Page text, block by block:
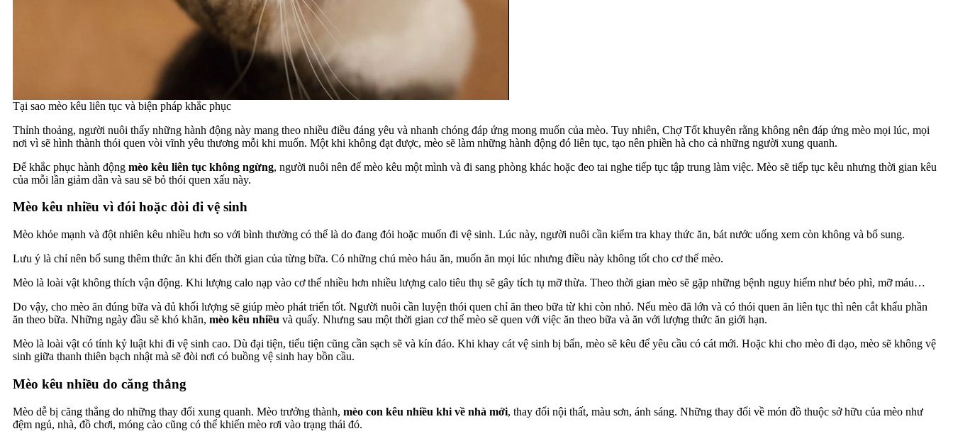
Tại sao mèo kêu liên tục và biện pháp khắc phục
Thỉnh thoảng, người nuôi thấy những hành động này mang theo nhiều điều đáng yêu và nhanh chóng đáp ứng mong muốn của mèo. Tuy nhiên, Chợ Tốt khuyên rằng không nên đáp ứng mèo mọi lúc, mọi
nơi vì sẽ hình thành thói quen vòi vĩnh yêu thương mỗi khi muốn. Một khi không đạt được, mèo sẽ làm những hành động đó liên tục, tạo nên phiền hà cho cả những người xung quanh.
Để khắc phục hành động mèo kêu liên tục không ngừng, người nuôi nên để mèo kêu một mình và đi sang phòng khác hoặc đeo tai nghe tiếp tục tập trung làm việc. Mèo sẽ tiếp tục kêu nhưng thời gian kêu
của mỗi lần giảm dần và sau sẽ bỏ thói quen xấu này.
Mèo kêu nhiều vì đói hoặc đòi đi vệ sinh
Mèo khỏe mạnh và đột nhiên kêu nhiều hơn so với bình thường có thể là do đang đói hoặc muốn đi vệ sinh. Lúc này, người nuôi cần kiểm tra khay thức ăn, bát nước uống xem còn không và bổ sung.
Lưu ý là chỉ nên bổ sung thêm thức ăn khi đến thời gian của từng bữa. Có những chú mèo háu ăn, muốn ăn mọi lúc nhưng điều này không tốt cho cơ thể mèo.
Mèo là loài vật không thích vận động. Khi lượng calo nạp vào cơ thể nhiều hơn nhiều lượng calo tiêu thụ sẽ gây tích tụ mỡ thừa. Theo thời gian mèo sẽ gặp những bệnh nguy hiểm như béo phì, mỡ máu…
Do vậy, cho mèo ăn đúng bữa và đủ khối lượng sẽ giúp mèo phát triển tốt. Người nuôi cần luyện thói quen chỉ ăn theo bữa từ khi còn nhỏ. Nếu mèo đã lớn và có thói quen ăn liên tục thì nên cắt khẩu phần
ăn theo bữa. Những ngày đầu sẽ khó khăn, mèo kêu nhiều và quấy. Nhưng sau một thời gian cơ thể mèo sẽ quen với việc ăn theo bữa và ăn với lượng thức ăn giới hạn.
Mèo là loài vật có tính kỷ luật khi đi vệ sinh cao. Dù đại tiện, tiểu tiện cũng cần sạch sẽ và kín đáo. Khi khay cát vệ sinh bị bẩn, mèo sẽ kêu để yêu cầu có cát mới. Hoặc khi cho mèo đi dạo, mèo sẽ không vệ
sinh giữa thanh thiên bạch nhật mà sẽ đòi nơi có buồng vệ sinh hay bồn cầu.
Mèo kêu nhiều do căng thẳng
Mèo dễ bị căng thẳng do những thay đổi xung quanh. Mèo trưởng thành, mèo con kêu nhiều khi về nhà mới, thay đổi nội thất, màu sơn, ánh sáng. Những thay đổi về món đồ thuộc sở hữu của mèo như
đệm ngủ, nhà, đồ chơi, móng cào cũng có thể khiến mèo rơi vào trạng thái đó.